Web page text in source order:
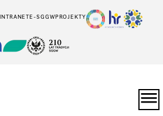
INTRANETE-SGGWPROJEKTY